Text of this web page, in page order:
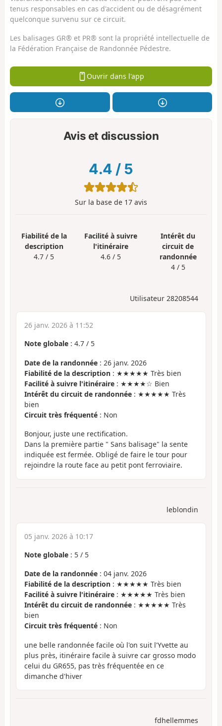
tenus responsables en cas d'accident ou de désagrément
quelconque survenu sur ce circuit.
Les balisages GR® et PR® sont la propriété intellectuelle de
la Fédération Française de Randonnée Pédestre.
Ouvrir dans l'app
Avis et discussion
4.4 / 5
Sur la base de 17 avis
Fiabilité de la
description
4.7 / 5
Facilité à suivre
l'itinéraire
4.6 / 5
Intérêt du
circuit de
randonnée
4 / 5
Utilisateur 28208544
26 janv. 2026 à 11:52
Note globale : 4.7 / 5
Date de la randonnée : 26 janv. 2026
Fiabilité de la description : ★★★★★ Très bien
Facilité à suivre l'itinéraire : ★★★★☆ Bien
Intérêt du circuit de randonnée : ★★★★★ Très
bien
Circuit très fréquenté : Non
Bonjour, juste une rectification.
Dans la première partie " Sans balisage" la sente
indiquée est fermée. Obligé de faire le tour pour
rejoindre la route face au petit pont ferroviaire.
leblondin
05 janv. 2026 à 10:17
Note globale : 5 / 5
Date de la randonnée : 04 janv. 2026
Fiabilité de la description : ★★★★★ Très bien
Facilité à suivre l'itinéraire : ★★★★★ Très bien
Intérêt du circuit de randonnée : ★★★★★ Très
bien
Circuit très fréquenté : Non
une belle randonnée facile où l'on suit l'Yvette au
plus près, itinéraire facile à suivre car grosso modo
celui du GR655, pas très fréquentée en ce
dimanche d'hiver
fdhellemmes